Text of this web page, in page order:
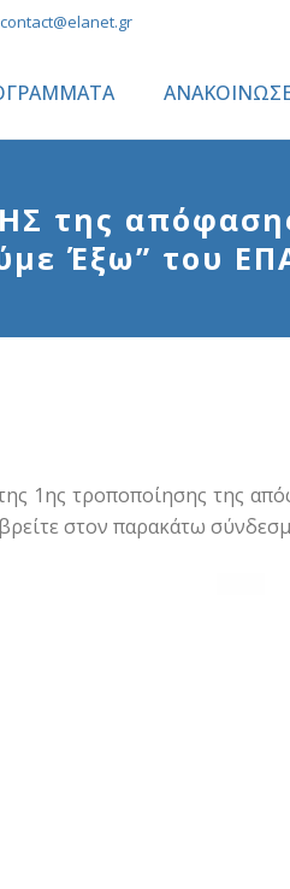
contact@elanet.gr
της
Έξω” του
1ης τροποποίησης της
στον παρακάτω